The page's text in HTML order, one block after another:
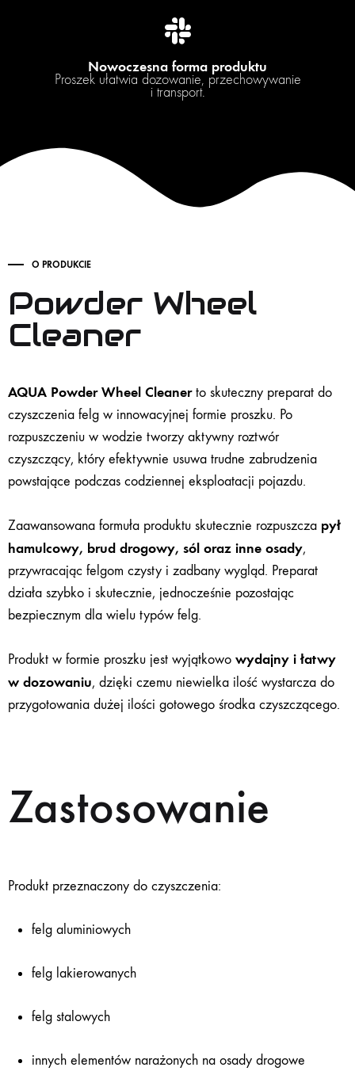
Nowoczesna forma produktu
Proszek ułatwia dozowanie, przechowywanie
i transport.
O PRODUKCIE
Powder Wheel
Cleaner
AQUA Powder Wheel Cleanerto skuteczny preparat do
czyszczenia felg w innowacyjnej formie proszku. Po
rozpuszczeniu w wodzie tworzy aktywny roztwór
czyszczący, który efektywnie usuwa trudne zabrudzenia
powstające podczas codziennej eksploatacji pojazdu.
Zaawansowana formuła produktu skutecznie rozpuszcza pył
hamulcowy, brud drogowy, sól oraz inne osady,
przywracając felgom czysty i zadbany wygląd. Preparat
działa szybko i skutecznie, jednocześnie pozostając
bezpiecznym dla wielu typów felg.
Produkt w formie proszku jest wyjątkowo wydajny i łatwy
w dozowaniu, dzięki czemu niewielka ilość wystarcza do
przygotowania dużej ilości gotowego środka czyszczącego.
Zastosowanie
Produkt przeznaczony do czyszczenia:
felg aluminiowych
felg lakierowanych
felg stalowych
innych elementów narażonych na osady drogowe